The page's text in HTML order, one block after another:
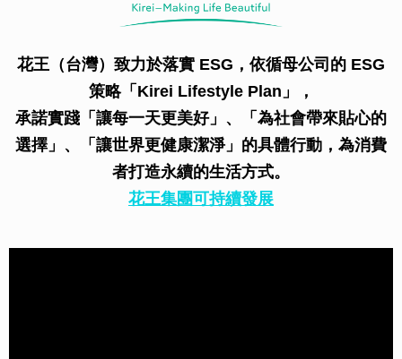
花王（台灣）致力於落實 ESG，依循母公司的 ESG
策略「Kirei Lifestyle Plan」，
承諾實踐「讓每一天更美好」、「為社會帶來貼心的
選擇」、「讓世界更健康潔淨」的具體行動，為消費
者打造永續的生活方式。
花王集團可持續發展